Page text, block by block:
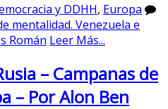
y DDHH, Europa
mentalidad. Venezuela e
Román Leer Más...
– Campanas de
– Por Alon Ben